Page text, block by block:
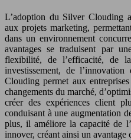
L’adoption du Silver Clouding
aux projets marketing,
dans un environnement
avantages se traduisent par
flexibilité, de l’efficacité, de
investissement, de
Clouding permet aux
changements du marché,
créer des expériences client
conduisant à une augmentation
plus, il améliore la capacité de
innover, créant ainsi un avantage